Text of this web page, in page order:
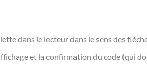
dans le lecteur dans le sens des
et la confirmation du code (qui